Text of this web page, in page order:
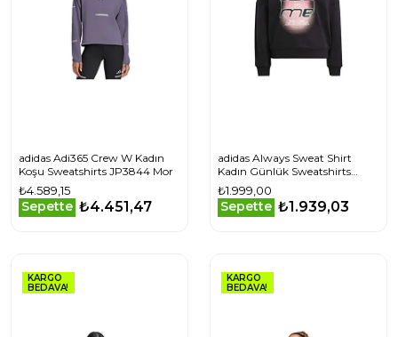
adidas Adi365 Crew W Kadın
Koşu Sweatshirts JP3844 Mor
₺4.589,15
Sepette ₺4.451,47
adidas Always Sweat Shirt
Kadın Günlük Sweatshirts
IC1521 Siyah
₺1.999,00
Sepette ₺1.939,03
KARGO
BEDAVA!
KARGO
BEDAVA!